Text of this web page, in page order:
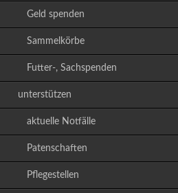
Geld spenden
Sammelkörbe
Futter-, Sachspenden
unterstützen
aktuelle Notfälle
Patenschaften
Pflegestellen